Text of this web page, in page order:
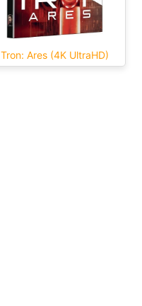
Tron: Ares (4K UltraHD)